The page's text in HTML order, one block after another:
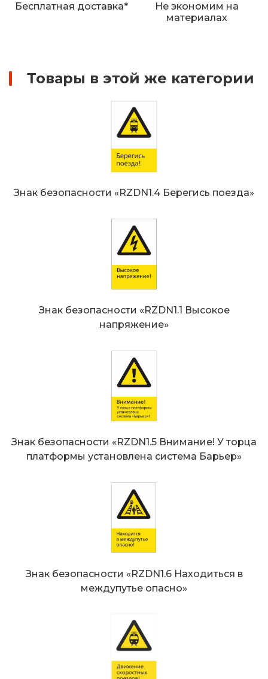
Бесплатная доставка*
Не экономим на
материалах
Товары в этой же категории
Знак безопасности «RZDN1.4 Берегись поезда»
Знак безопасности «RZDN1.1 Высокое
напряжение»
Знак безопасности «RZDN1.5 Внимание! У торца
платформы установлена система Барьер»
Знак безопасности «RZDN1.6 Находиться в
междупутье опасно»